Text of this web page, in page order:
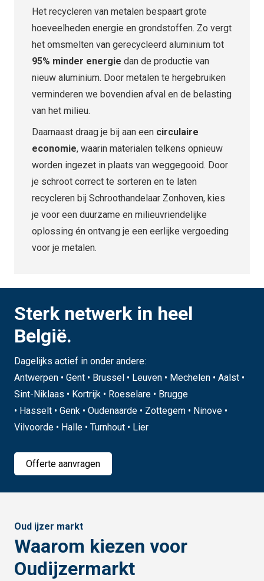
Het recycleren van metalen bespaart grote
hoeveelheden energie en grondstoffen. Zo vergt
het omsmelten van gerecycleerd aluminium tot
95% minder energie dan de productie van
nieuw aluminium. Door metalen te hergebruiken
verminderen we bovendien afval en de belasting
van het milieu.
Daarnaast draag je bij aan een circulaire
economie, waarin materialen telkens opnieuw
worden ingezet in plaats van weggegooid. Door
je schroot correct te sorteren en te laten
recycleren bij Schroothandelaar Zonhoven, kies
je voor een duurzame en milieuvriendelijke
oplossing én ontvang je een eerlijke vergoeding
voor je metalen.
Sterk netwerk in heel
België.
Dagelijks actief in onder andere:
Antwerpen • Gent • Brussel • Leuven • Mechelen • Aalst •
Sint-Niklaas • Kortrijk • Roeselare • Brugge
• Hasselt • Genk • Oudenaarde • Zottegem • Ninove •
Vilvoorde • Halle • Turnhout • Lier
Offerte aanvragen
Oud ijzer markt
Waarom kiezen voor
Oudijzermarkt